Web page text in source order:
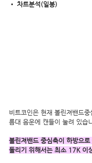
• 차트분석(일봉)
비트코인은 현재 볼린져밴드
름대 음운에 캔들이 눌려 있습
볼린져밴드 중심축이 하방으
돌리기 위해서는 최소 17K 이